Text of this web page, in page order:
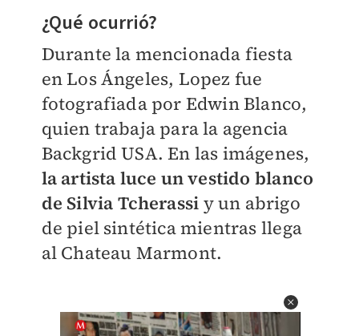
¿Qué ocurrió?
Durante la mencionada fiesta
en Los Ángeles, Lopez fue
fotografiada por Edwin Blanco,
quien trabaja para la agencia
Backgrid USA. En las imágenes,
la artista luce un vestido blanco
de Silvia Tcherassi y un abrigo
de piel sintética mientras llega
al Chateau Marmont.